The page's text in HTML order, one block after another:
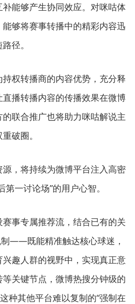
能够产生协同效应。对咪咕体
够将赛事转播中的精彩内容迅
径。
权转播商的内容优势，充分释
播转播内容的传播效果在微博
联合推广也将助力咪咕解说主
破圈。
，将持续为微博平台注入高密
一讨论场”的用户心智。
事专属推荐流，结合已有的关
制——既能精准触达核心球迷，
趣人群的视野中，实现真正意
关键节点，微博热搜分钟级的
种其他平台难以复制的“强制在